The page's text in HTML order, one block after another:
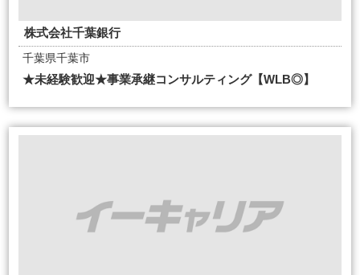
株式会社千葉銀行
千葉県千葉市
★未経験歓迎★事業承継コンサルティング【WLB◎】